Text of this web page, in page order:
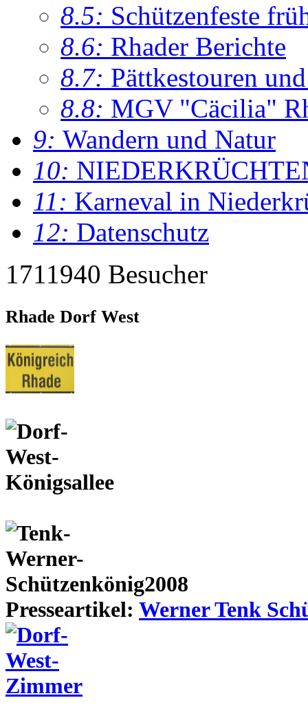
8.5: Schützenfeste
8.6: Rhader Berichte
8.7: Pättkestouren
8.8: MGV "Cäcilia"
9: Wandern und Natur
10:
11: Karneval in
12: Datenschutz
1711940 Besucher
Rhade Dorf West
Presseartikel: Werner Tenk